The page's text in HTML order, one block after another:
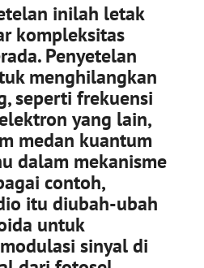
inilah letak
kompleksitas
Penyetelan
menghilangkan
seperti frekuensi
yang lain,
medan kuantum
dalam mekanisme
contoh,
itu diubah-ubah
untuk
sinyal di